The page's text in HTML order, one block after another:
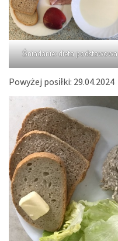
Śniadanie: dieta podstawowa
Powyżej posiłki: 29.04.2024